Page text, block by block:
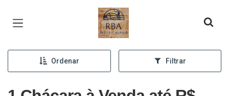
Página inicial
Ordenar Filtrar